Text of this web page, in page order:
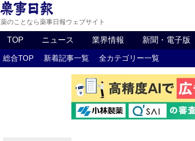
薬のことなら薬事日報ウェブサイト
TOP ニュース 業界情報 新聞・電子版
総合TOP 新着記事一覧 全カテゴリー一覧